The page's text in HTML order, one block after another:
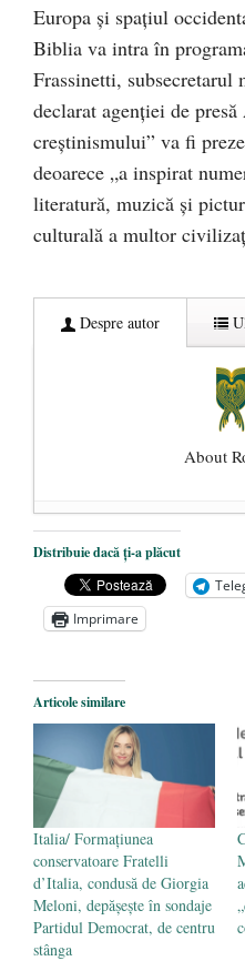
Europa și spațiul
Biblia va intra în
Frassinetti,
declarat agenției de
creștinismului” va fi
deoarece „a inspirat
literatură, muzică și
culturală a multor
Despre autor
About
Dezvăluiri
președintele
Zelensky
- 13
Statul care servește
Legea Vexler
poetului Octavian
- 16 aprilie 2026
Distribuie dacă ți-a plăcut
Imprimare
Articole similare
Italia/ Formațiunea
conservatoare Fratelli
d’Italia, condusă de Giorgia
Meloni, depăşeşte în sondaje
Partidul Democrat, de centru
stânga